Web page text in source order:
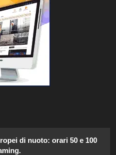
di nuoto: orari 50 e 100